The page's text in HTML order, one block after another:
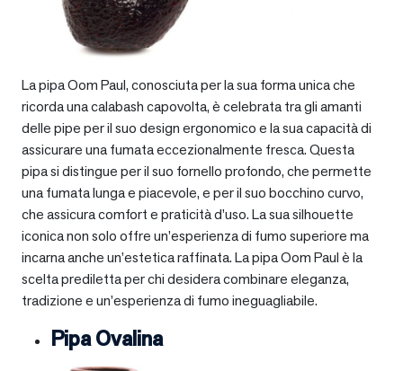
La pipa Oom Paul, conosciuta per la sua forma unica che
ricorda una calabash capovolta, è celebrata tra gli amanti
delle pipe per il suo design ergonomico e la sua capacità di
assicurare una fumata eccezionalmente fresca. Questa
pipa si distingue per il suo fornello profondo, che permette
una fumata lunga e piacevole, e per il suo bocchino curvo,
che assicura comfort e praticità d’uso. La sua silhouette
iconica non solo offre un’esperienza di fumo superiore ma
incarna anche un’estetica raffinata. La pipa Oom Paul è la
scelta prediletta per chi desidera combinare eleganza,
tradizione e un’esperienza di fumo ineguagliabile.
Pipa Ovalina